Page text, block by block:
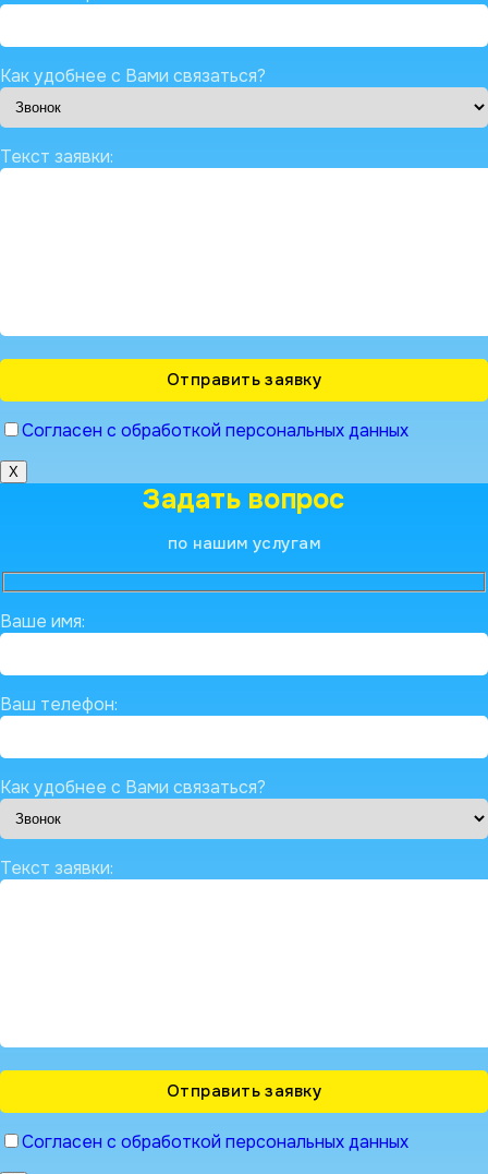
Как удобнее с Вами связаться?
Текст заявки:
Согласен с обработкой персональных данных
X
Задать вопрос
по нашим услугам
Ваше имя:
Ваш телефон:
Как удобнее с Вами связаться?
Текст заявки:
Согласен с обработкой персональных данных